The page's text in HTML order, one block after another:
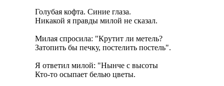
Голубая кофта. Синие глаза.
Никакой я правды милой не сказал.
Милая спросила: "Крутит ли метель?
Затопить бы печку, постелить постель".
Я ответил милой: "Нынче с высоты
Кто-то осыпает белью цветы.